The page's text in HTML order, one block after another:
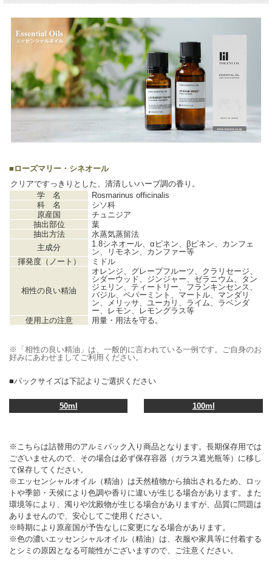
■ ローズマリー・シネオール
クリアですっきりとした、清清しいハーブ調の香り。
学 名
Rosmarinus officinalis
科 名
シソ科
原産国
チュニジア
抽出部位
葉
抽出方法
水蒸気蒸留法
主成分
1.8シネオール、αピネン、βピネン、カンフェ
ン、リモネン、カンファー等
揮発度（ノート）
ミドル
相性の良い精油
オレンジ、グレープフルーツ、クラリセージ、
シダーウッド、ジンジャー、ゼラニウム、タン
ジェリン、ティートリー、フランキンセンス、
バジル、ペパーミント、マートル、マンダリ
ン、メリッサ、ユーカリ、ライム、ラベンダ
ー、レモン、レモングラス等
使用上の注意
用量・用法を守る。
※「相性の良い精油」は、一般的に言われている一例です。ご自身のお
好みにあわせましてご利用ください。
■パックサイズは下記よりご選択ください
50ml 100ml
※こちらは詰替用のアルミパック入り商品となります。長期保存用では
ございませんので、その場合は必ず保存容器（ガラス遮光瓶等）に移し
て保存してください。
※エッセンシャルオイル（精油）は天然植物から抽出されるため、ロッ
トや季節・天候により色調や香りに違いが生じる場合があります。また
環境等により、濁りや沈殿物が生じる場合がありますが、品質に問題は
ありませんので、安心してご使用ください。
※時期により原産国が予告なしに変更になる場合があります。
※色の濃いエッセンシャルオイル（精油）は、衣服や家具等に付着する
とシミの原因となる可能性がございますので、ご注意ください。